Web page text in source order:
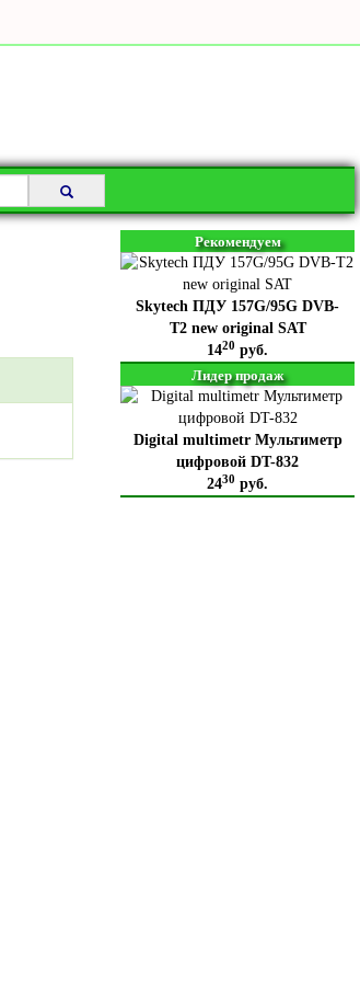
Рекомендуем
Skytech ПДУ 157G/95G DVB-
T2 new original SAT
1420 руб.
Лидер продаж
Digital multimetr Мультиметр
цифровой DT-832
2430 руб.